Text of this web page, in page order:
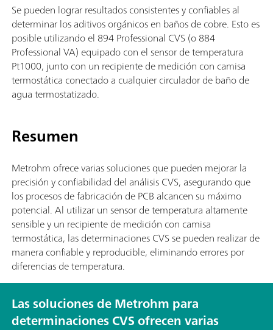
Se pueden lograr resultados consistentes y confiables al
determinar los aditivos orgánicos en baños de cobre. Esto es
posible utilizando el 894 Professional CVS (o 884
Professional VA) equipado con el sensor de temperatura
Pt1000, junto con un recipiente de medición con camisa
termostática conectado a cualquier circulador de baño de
agua termostatizado.
Resumen
Metrohm ofrece varias soluciones que pueden mejorar la
precisión y confiabilidad del análisis CVS, asegurando que
los procesos de fabricación de PCB alcancen su máximo
potencial. Al utilizar un sensor de temperatura altamente
sensible y un recipiente de medición con camisa
termostática, las determinaciones CVS se pueden realizar de
manera confiable y reproducible, eliminando errores por
diferencias de temperatura.
Las soluciones de Metrohm para
determinaciones CVS ofrecen varias